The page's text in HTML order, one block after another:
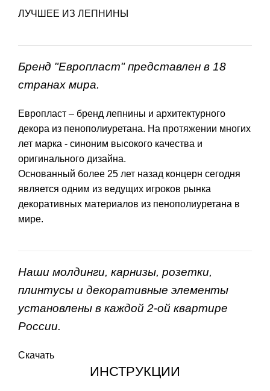
ЛУЧШЕЕ ИЗ ЛЕПНИНЫ
Бренд "Европласт" представлен в 18
странах мира.
Европласт – бренд лепнины и архитектурного
декора из пенополиуретана. На протяжении многих
лет марка - синоним высокого качества и
оригинального дизайна.
Основанный более 25 лет назад концерн сегодня
является одним из ведущих игроков рынка
декоративных материалов из пенополиуретана в
мире.
Наши молдинги, карнизы, розетки,
плинтусы и декоративные элементы
установлены в каждой 2-ой квартире
России.
Скачать
ИНСТРУКЦИИ